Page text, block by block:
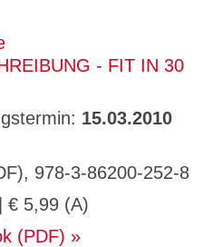
- FIT IN 30
15.03.2010
978-3-86200-252-8
| € 5,99 (A)
(PDF)